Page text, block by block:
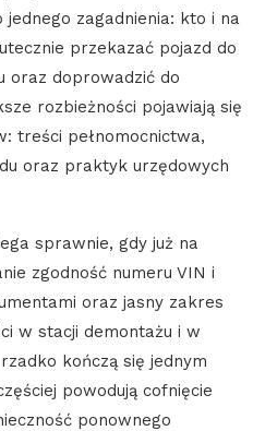
zagadnienia: kto i na
przekazać pojazd do
oraz doprowadzić do
rozbieżności pojawiają się
treści pełnomocnictwa,
oraz praktyk urzędowych
sprawnie, gdy już na
zgodność numeru VIN i
oraz jasny zakres
w stacji demontażu i w
kończą się jednym
powodują cofnięcie
ponownego